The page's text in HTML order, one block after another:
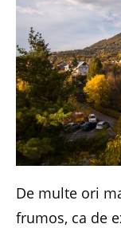
De multe ori
frumos, ca de